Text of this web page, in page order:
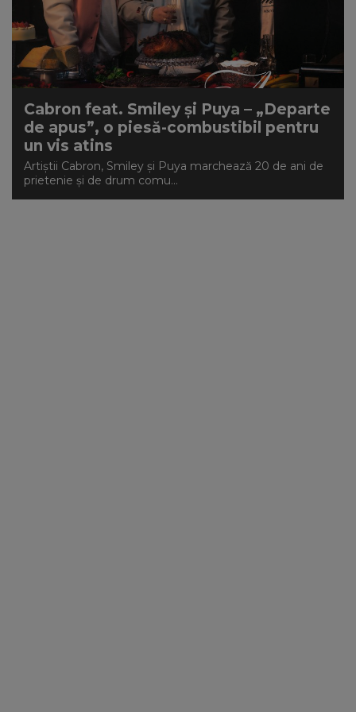
NEWS
CONTUL MEU
Cabron feat. Smiley și Puya – „Departe
de apus”, o piesă-combustibil pentru
un vis atins
Artiștii Cabron, Smiley și Puya marchează 20 de ani de
prietenie și de drum comu...